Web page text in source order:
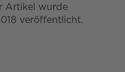
Artikel wurde
veröffentlicht.